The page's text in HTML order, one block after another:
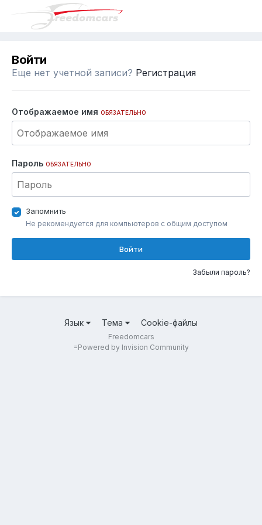
Войти
Еще нет учетной записи? Регистрация
Отображаемое имя ОБЯЗАТЕЛЬНО
Пароль ОБЯЗАТЕЛЬНО
Запомнить
Не рекомендуется для компьютеров с общим доступом
Войти
Забыли пароль?
Язык Тема Cookie-файлы
Freedomcars
=Powered by Invision Community